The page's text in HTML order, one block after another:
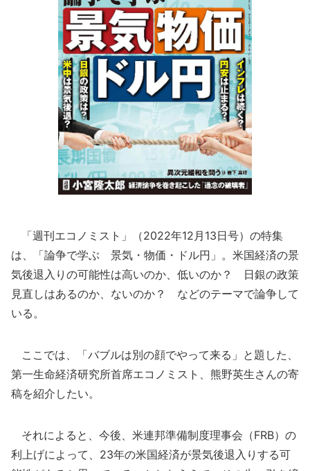
「週刊エコノミスト」（2022年12月13日号）の特集
は、「論争で学ぶ 景気・物価・ドル円」。米国経済の景
気後退入りの可能性は高いのか、低いのか？ 日銀の政策
見直しはあるのか、ないのか？ などのテーマで論争して
いる。
ここでは、「バブルは別の顔でやって来る」と題した、
第一生命経済研究所首席エコノミスト、熊野英生さんの寄
稿を紹介したい。
それによると、今後、米連邦準備制度理事会（FRB）の
利上げによって、23年の米国経済が景気後退入りする可